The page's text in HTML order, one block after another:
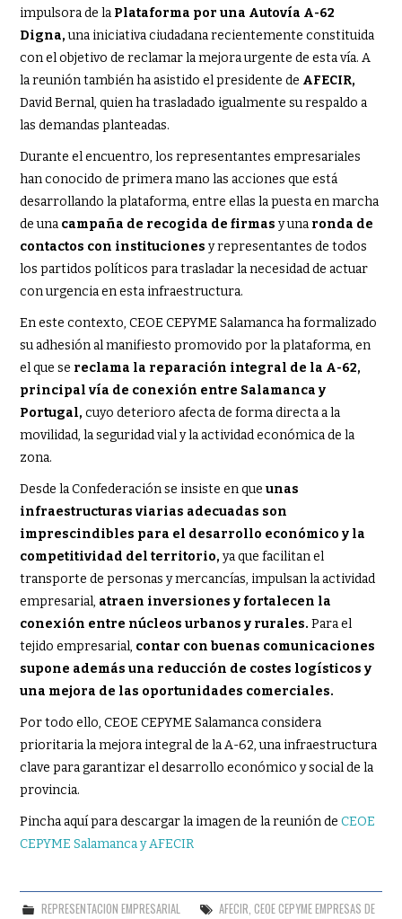
impulsora de la Plataforma por una Autovía A-62
Digna,una iniciativa ciudadana recientemente constituida
con el objetivo de reclamar la mejora urgente de esta vía. A
la reunión también ha asistido el presidente de AFECIR,
David Bernal, quien ha trasladado igualmente su respaldo a
las demandas planteadas.
Durante el encuentro, los representantes empresariales
han conocido de primera mano las acciones que está
desarrollando la plataforma, entre ellas la puesta en marcha
de una campaña de recogida de firmas y una ronda de
contactos con instituciones y representantes de todos
los partidos políticos para trasladar la necesidad de actuar
con urgencia en esta infraestructura.
En este contexto, CEOE CEPYME Salamanca ha formalizado
su adhesión al manifiesto promovido por la plataforma, en
el que se reclama la reparación integral de la A-62,
principal vía de conexión entre Salamanca y
Portugal, cuyo deterioro afecta de forma directa a la
movilidad, la seguridad vial y la actividad económica de la
zona.
Desde la Confederación se insiste en queunas
infraestructuras viarias adecuadas son
imprescindibles para el desarrollo económico y la
competitividad del territorio,ya que facilitan el
transporte de personas y mercancías, impulsan la actividad
empresarial, atraen inversiones y fortalecen la
conexión entre núcleos urbanos y rurales. Para el
tejido empresarial, contar con buenas comunicaciones
supone además una reducción de costes logísticos y
una mejora de las oportunidades comerciales.
Por todo ello, CEOE CEPYME Salamanca considera
prioritaria la mejora integral de la A-62, una infraestructura
clave para garantizar el desarrollo económico y social de la
provincia.
Pincha aquí para descargar la imagen de la reunión deCEOE
CEPYME Salamanca y AFECIR
REPRESENTACION EMPRESARIAL AFECIR, CEOE CEPYME EMPRESAS DE